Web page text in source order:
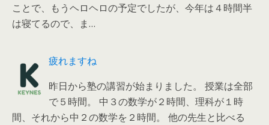
ことで、もうヘロヘロの予定でしたが、今年は４時間半
は寝てるので、ま…
疲れますね
昨日から塾の講習が始まりました。 授業は全部
で５時間。 中３の数学が２時間、理科が１時
間、それから中２の数学を２時間。 他の先生と比べる